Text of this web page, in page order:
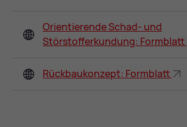
Orientierende Schad- und
Störstofferkundung: Formblatt
Rückbaukonzept: Formblatt